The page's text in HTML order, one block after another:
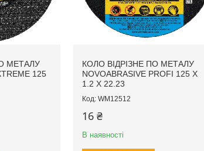
МЕТАЛУ
125
КОЛО ВІДРІЗНЕ ПО МЕТАЛУ
NOVOABRASIVE PROFI 125 X
1.2 X 22.23
WM12512
16 ₴
В наявності